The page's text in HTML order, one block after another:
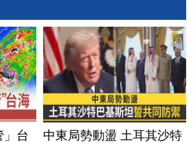
」台
中東局勢動盪 土耳其沙特